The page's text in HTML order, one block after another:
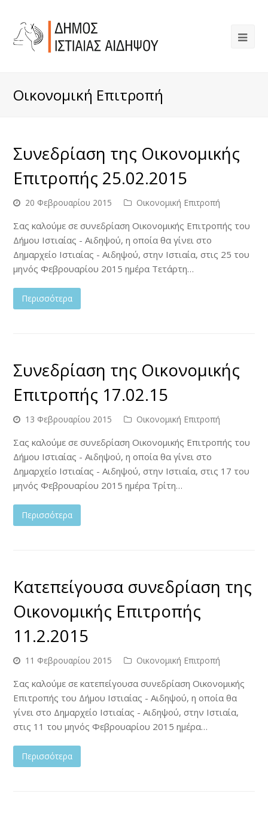
Οικονομική Επιτροπή
Συνεδρίαση της Οικονομικής
Επιτροπής 25.02.2015
20 Φεβρουαρίου 2015 Οικονομική Επιτροπή
Σας καλούμε σε συνεδρίαση Οικονομικής Επιτροπής του
Δήμου Ιστιαίας - Αιδηψού, η οποία θα γίνει στο
Δημαρχείο Ιστιαίας - Αιδηψού, στην Ιστιαία, στις 25 του
μηνός Φεβρουαρίου 2015 ημέρα Τετάρτη…
Περισσότερα
Συνεδρίαση της Οικονομικής
Επιτροπής 17.02.15
13 Φεβρουαρίου 2015 Οικονομική Επιτροπή
Σας καλούμε σε συνεδρίαση Οικονομικής Επιτροπής του
Δήμου Ιστιαίας - Αιδηψού, η οποία θα γίνει στο
Δημαρχείο Ιστιαίας - Αιδηψού, στην Ιστιαία, στις 17 του
μηνός Φεβρουαρίου 2015 ημέρα Τρίτη…
Περισσότερα
Κατεπείγουσα συνεδρίαση της
Οικονομικής Επιτροπής
11.2.2015
11 Φεβρουαρίου 2015 Οικονομική Επιτροπή
Σας καλούμε σε κατεπείγουσα συνεδρίαση Οικονομικής
Επιτροπής του Δήμου Ιστιαίας - Αιδηψού, η οποία θα
γίνει στο Δημαρχείο Ιστιαίας - Αιδηψού, στην Ιστιαία,
στις 11 του μηνός Φεβρουαρίου 2015 ημέρα…
Περισσότερα